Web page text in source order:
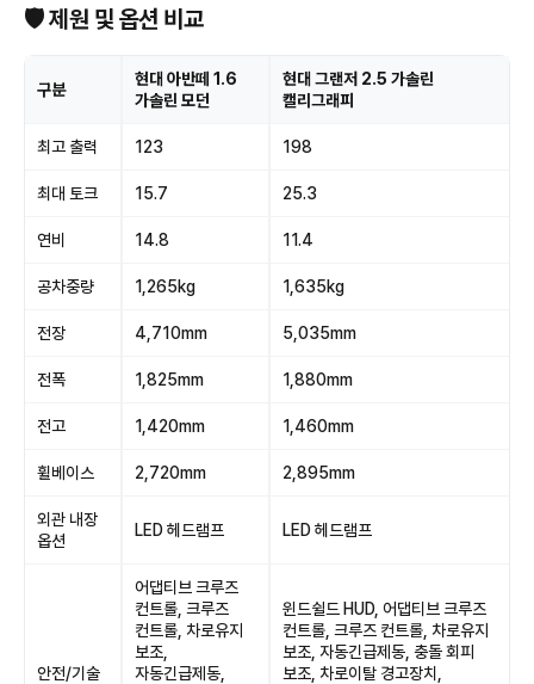
🛡 제원 및 옵션 비교
구분
현대 아반떼 1.6
가솔린 모던
현대 그랜저 2.5 가솔린
캘리그래피
최고 출력 123 198
최대 토크 15.7 25.3
연비 14.8 11.4
공차중량 1,265kg 1,635kg
전장 4,710mm 5,035mm
전폭 1,825mm 1,880mm
전고 1,420mm 1,460mm
휠베이스 2,720mm 2,895mm
외관 내장
옵션
LED 헤드램프 LED 헤드램프
안전/기술
어댑티브 크루즈
컨트롤, 크루즈
컨트롤, 차로유지
보조,
자동긴급제동,
윈드쉴드 HUD, 어댑티브 크루즈
컨트롤, 크루즈 컨트롤, 차로유지
보조, 자동긴급제동, 충돌 회피
보조, 차로이탈 경고장치,